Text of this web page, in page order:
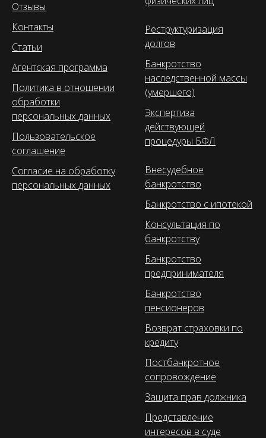
Отзывы
Контакты
Статьи
Агентская программа
Политика в отношении
обработки
персональных данных
Пользовательское
соглашение
Согласие на обработку
персональных данных
Реструктуризация
долгов
Банкротство
наследственной массы
(умершего)
Экспертиза
действующей
процедуры БФЛ
Внесудебное
банкротство
Банкротство с ипотекой
Консультация по
банкротству
Банкротство
предпринимателя
Банкротство
пенсионеров
Возврат страховки по
кредиту
Постбанкротное
сопровождение
Защита прав должника
Представление
интересов в суде